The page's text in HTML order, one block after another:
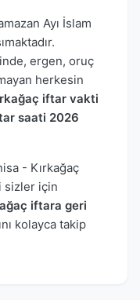
Ayı İslam
ergen, oruç
herkesin
iftar vakti
saati 2026
- Kırkağaç
sizler için
iftara geri
kolayca takip